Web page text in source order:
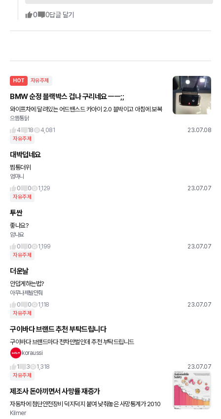
0 0답글 달기
HOT 자유주제
BMW 순정 블랙박스 겁나 구리네요 ㅡㅡ;;
와이프차에 달려있는 어드밴스드 카아이 2.0 블박이고 아침에 보복
운전 당해서 신고하려고 블박 기록 까보니까 녹화가 전혀 안되어 있
네요?? 와이파이로 연결해서 확인하는데 와이파이 연결도 잘
으뜸통닭
4
18 4,081 23.07.08
자유주제
대박덥네요
찜통더위
엄마니
0
0 1,129 23.07.07
자유주제
투싼
좋나요?
암나요
0
0 1,199 23.07.07
자유주제
더운날
안덥게하는법?
아무나제발만줘
0
0 1,118 23.07.07
자유주제
구이바다 브랜드 추천 부탁드립니다
구이바다 브랜드마다 천차만벌인데 추천 부탁드립니드
koraussi
1
3 1,318 23.07.07
자유주제
제조사 돈아끼면서 사망률 재증가
자동차에 첨단안전장비 덕지덕지 붙여 낮춰놓은 사망통계가 2010
년대 중반이후 재증가합니다. (2014년 바닥찍고 반등. 출처 Visual
Kilmer